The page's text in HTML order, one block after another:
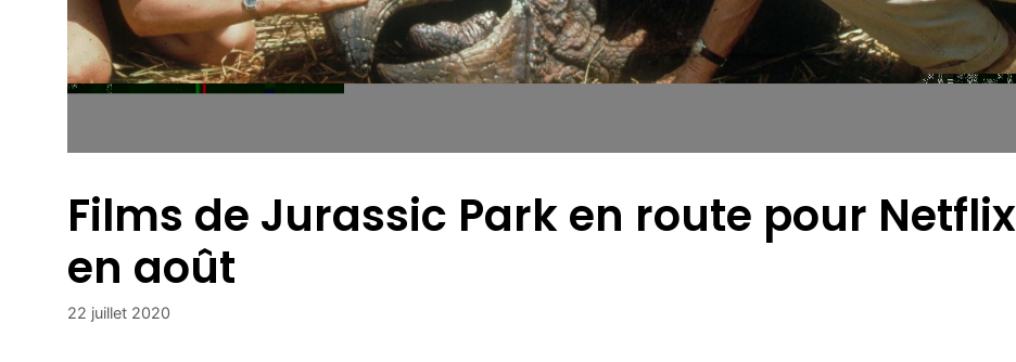
Films de Jurassic Park en route pour Netflix
en août
22 juillet 2020